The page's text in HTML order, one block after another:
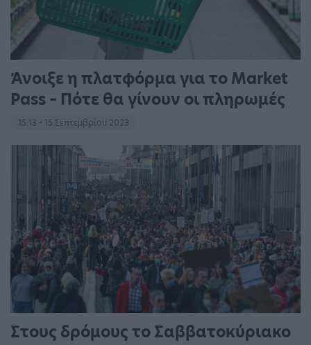
Άνοιξε η πλατφόρμα για το Market
Pass – Πότε θα γίνουν οι πληρωμές
15:13 - 15 Σεπτεμβρίου 2023
Στους δρόμους το Σαββατοκύριακο